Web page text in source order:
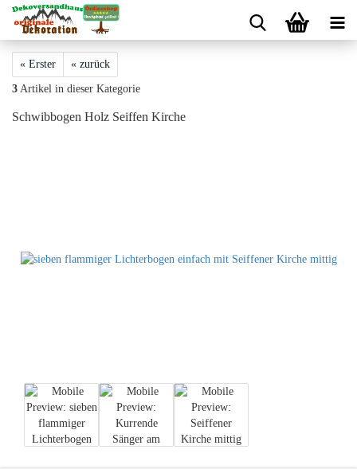
« Erster « zurück
3 Artikel in dieser Kategorie
Schwibbogen Holz Seiffen Kirche